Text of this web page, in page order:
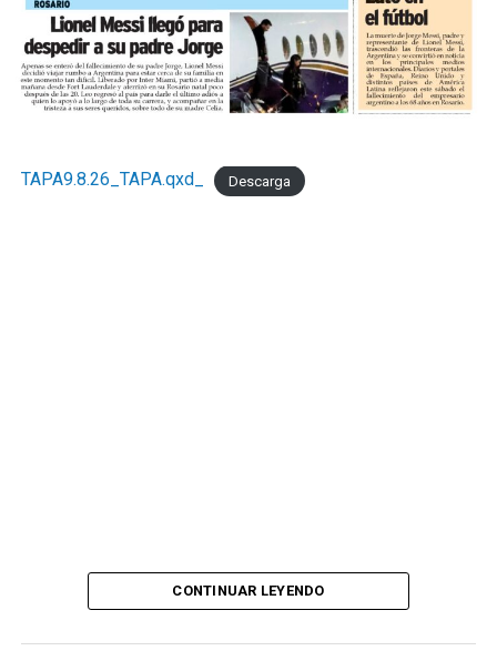
TAPA9.8.26_TAPA.qxd_ Descarga
CONTINUAR LEYENDO